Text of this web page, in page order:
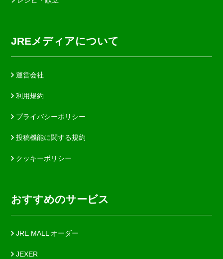
JREメディアについて
運営会社
利用規約
プライバシーポリシー
投稿機能に関する規約
クッキーポリシー
おすすめのサービス
JRE MALL オーダー
JEXER